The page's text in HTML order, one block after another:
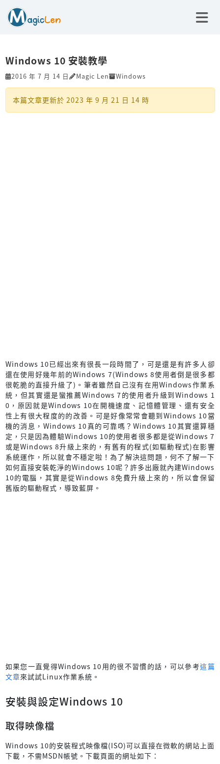
Windows 10 安裝教學
2016 年 7 月 14 日 Magic Len Windows
本篇文章更新於 2023 年 9 月 21 日 14 時
Windows 10已經出來有很長一段時間了，可是還是有許多人卻
還在使用好幾年前的Windows 7(Windows 8使用者倒是很多都
很乾脆的直接升級了)。筆者雖然自己沒有在用Windows作業系
統，但其實還是蠻推薦Windows 7的使用者升級到Windows 1
0，原因就是Windows 10在開機速度、記憶體管理、還有安全
性上有很大程度的的改善。可是好像常常會聽到Windows 10當
機的消息，Windows 10真的可靠嗎？Windows 10其實還算穩
定，只是因為體驗Windows 10的使用者很多都是從Windows 7
或是Windows 8升級上來的，有舊有的程式(如驅動程式)在影響
系統運作，所以就會不穩定啦！為了解決這問題，何不了解一下
如何直接安裝乾淨的Windows 10呢？許多出廠就內建Windows
10的電腦，其實是從Windows 8免費升級上來的，所以會保留
舊版的驅動程式，導致藍屏。
如果您一直覺得Windows 10用的很不習慣的話，可以參考這篇
文章來試試Linux作業系統。
安裝與設定Windows 10
取得映像檔
Windows 10的安裝程式映像檔(ISO)可以直接在微軟的網站上面
下載，不需MSDN帳號。下載頁面的網址如下：